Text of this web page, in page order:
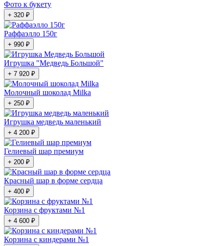
Фото к букету
+ 320 ₽
Раффаэлло 150г
+ 990 ₽
Игрушка "Медведь Большой"
+ 7 920 ₽
Молочный шоколад Milka
+ 250 ₽
Игрушка медведь маленький
+ 4 200 ₽
Гелиевый шар премиум
+ 200 ₽
Красный шар в форме сердца
+ 400 ₽
Корзина с фруктами №1
+ 4 600 ₽
Корзина с киндерами №1